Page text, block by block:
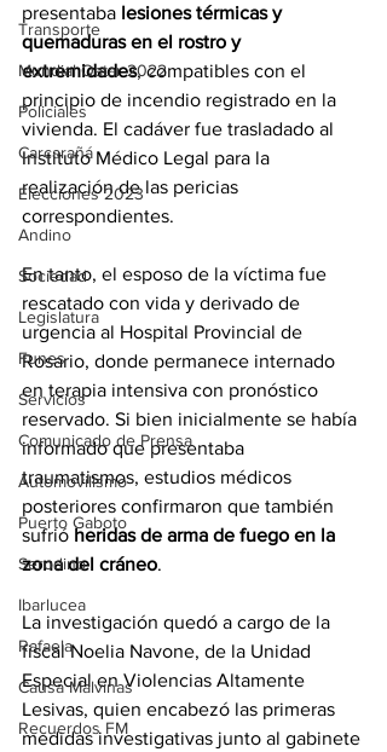
Transporte
Mundial Qatar 2022
Policiales
Carcarañá
Elecciones 2023
Andino
Sociedad
Legislatura
Funes
Servicios
Comunicado de Prensa
Automovilismo
Puerto Gaboto
Serodino
Ibarlucea
Rafaela
Causa Malvinas
Recuerdos FM
presentaba lesiones térmicas y
quemaduras en el rostro y
extremidades, compatibles con el
principio de incendio registrado en la
vivienda. El cadáver fue trasladado al
Instituto Médico Legal para la
realización de las pericias
correspondientes.
En tanto, el esposo de la víctima fue
rescatado con vida y derivado de
urgencia al Hospital Provincial de
Rosario, donde permanece internado
en terapia intensiva con pronóstico
reservado. Si bien inicialmente se había
informado que presentaba
traumatismos, estudios médicos
posteriores confirmaron que también
sufrió heridas de arma de fuego en la
zona del cráneo.
La investigación quedó a cargo de la
fiscal Noelia Navone, de la Unidad
Especial en Violencias Altamente
Lesivas, quien encabezó las primeras
medidas investigativas junto al gabinete